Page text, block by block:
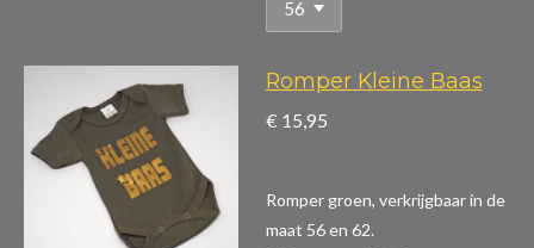
Romper Kleine Baas
€ 15,95
Romper groen, verkrijgbaar in de
maat 56 en 62.